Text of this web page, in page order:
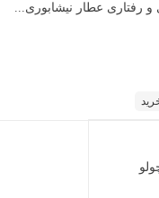
عطار نیشابوری...